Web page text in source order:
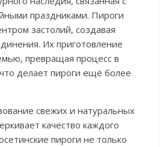
праздниками. Пироги
застолий, создавая
Их приготовление
превращая процесс в
делает пироги ещё более
свежих и натуральных
качество каждого
пироги не только